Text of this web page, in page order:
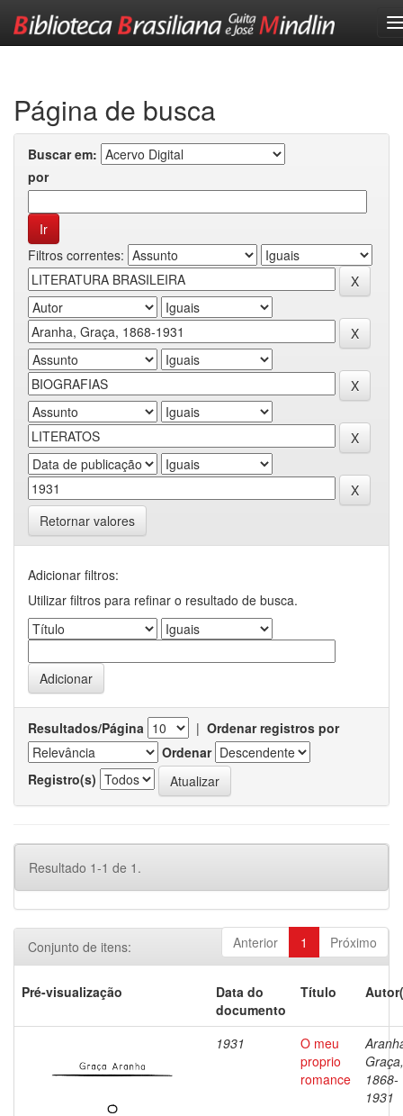
Página de busca
Buscar em:
por
Filtros correntes:
Retornar valores
Adicionar filtros:
Utilizar filtros para refinar o resultado de busca.
Resultados/Página | Ordenar registros por
Ordenar
Registro(s)
Resultado 1-1 de 1.
Anterior 1 Próximo
Conjunto de itens:
Pré-visualização
Data do
documento
Título
1931
O meu
proprio
romance
Graça,
1868-
1931